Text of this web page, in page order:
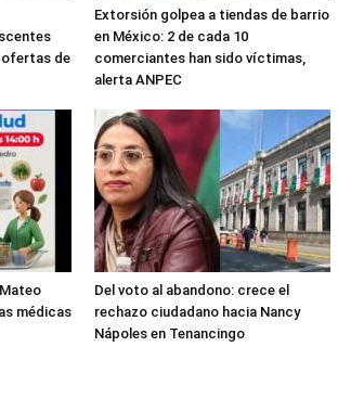
ofertas de
Extorsión golpea a tiendas de barrio
en México: 2 de cada 10
comerciantes han sido víctimas,
alerta ANPEC
médicas
Del voto al abandono: crece el
rechazo ciudadano hacia Nancy
Nápoles en Tenancingo